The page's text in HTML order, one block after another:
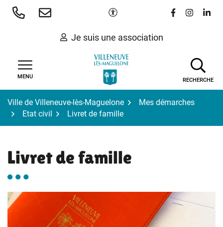
Aller
Paramètres d'accessibilité
Lien vers le
Lien vers
Lien
Je suis une association
MENU
RECHERCHE
Ville de Villeneuve-lès-Maguelone
Mes démarches
Etat civil
Livret de famille
Livret de famille